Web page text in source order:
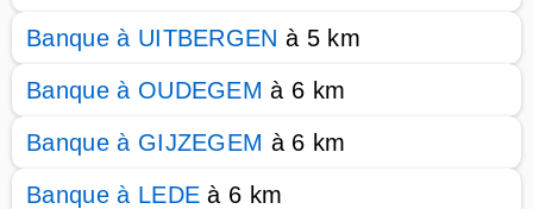
Banque à UITBERGEN à 5 km
Banque à OUDEGEM à 6 km
Banque à GIJZEGEM à 6 km
Banque à LEDE à 6 km